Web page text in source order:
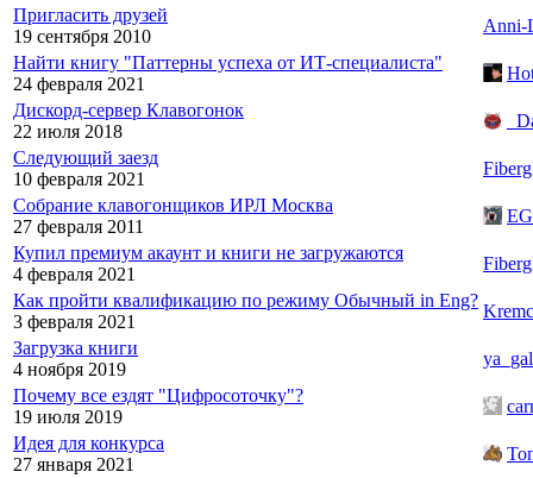
Пригласить друзей
19 сентября 2010
Anni-
Найти книгу "Паттерны успеха от ИТ-специалиста"
24 февраля 2021
Дискорд-сервер Клавогонок
22 июля 2018
Следующий заезд
10 февраля 2021
Собрание клавогонщиков ИРЛ Москва
27 февраля 2011
Купил премиум акаунт и книги не загружаются
4 февраля 2021
Как пройти квалификацию по режиму Обычный in Eng?
3 февраля 2021
Загрузка книги
4 ноября 2019
Почему все ездят "Цифросоточку"?
19 июля 2019
Идея для конкурса
27 января 2021